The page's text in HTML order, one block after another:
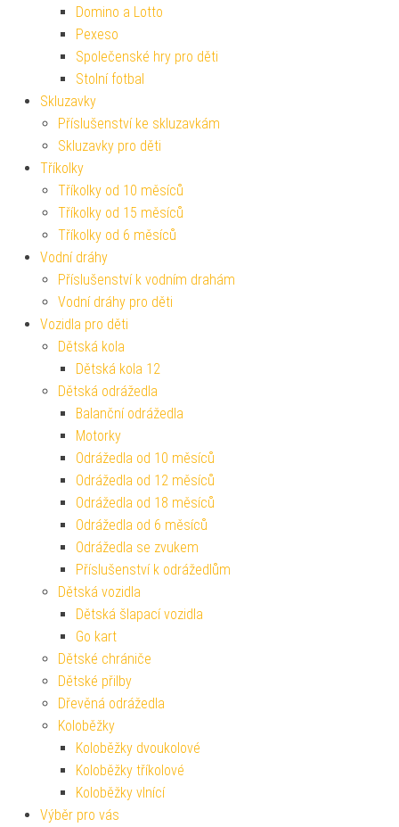
Domino a Lotto
Pexeso
Společenské hry pro děti
Stolní fotbal
Skluzavky
Příslušenství ke skluzavkám
Skluzavky pro děti
Tříkolky
Tříkolky od 10 měsíců
Tříkolky od 15 měsíců
Tříkolky od 6 měsíců
Vodní dráhy
Příslušenství k vodním drahám
Vodní dráhy pro děti
Vozidla pro děti
Dětská kola
Dětská kola 12
Dětská odrážedla
Balanční odrážedla
Motorky
Odrážedla od 10 měsíců
Odrážedla od 12 měsíců
Odrážedla od 18 měsíců
Odrážedla od 6 měsíců
Odrážedla se zvukem
Příslušenství k odrážedlům
Dětská vozidla
Dětská šlapací vozidla
Go kart
Dětské chrániče
Dětské přilby
Dřevěná odrážedla
Koloběžky
Koloběžky dvoukolové
Koloběžky tříkolové
Koloběžky vlnící
Výběr pro vás